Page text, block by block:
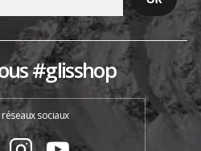
#glisshop
réseaux sociaux